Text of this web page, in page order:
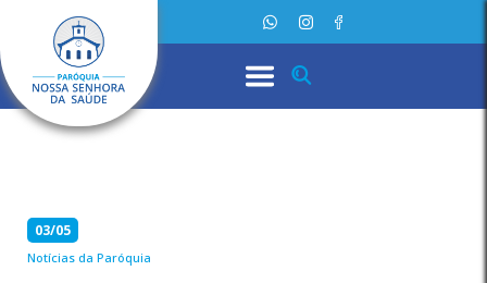
03/05
Notícias da Paróquia